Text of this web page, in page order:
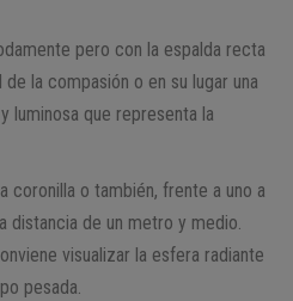
pero con la espalda recta
la compasión o en su lugar una
luminosa que representa la
coronilla o también, frente a uno a
distancia de un metro y medio.
visualizar la esfera radiante
pesada.